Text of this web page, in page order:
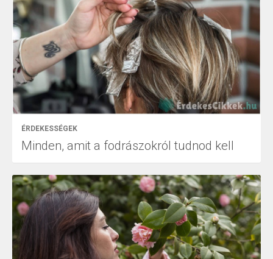
ÉRDEKESSÉGEK
Minden, amit a fodrászokról tudnod kell